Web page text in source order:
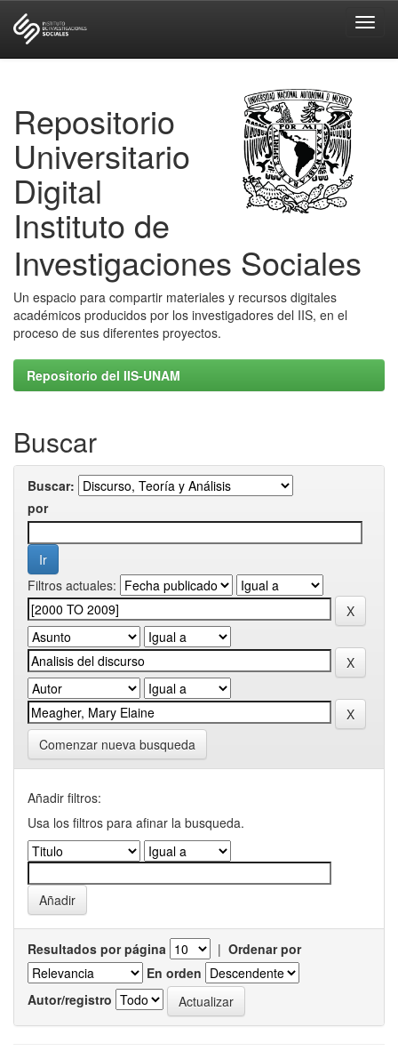
Repositorio
Universitario
Digital
Instituto de
Investigaciones Sociales
Un espacio para compartir materiales y recursos digitales
académicos producidos por los investigadores del IIS, en el
proceso de sus diferentes proyectos.
Repositorio del IIS-UNAM
Buscar
Buscar:
por
Filtros actuales:
Comenzar nueva busqueda
Añadir filtros:
Usa los filtros para afinar la busqueda.
Resultados por página | Ordenar por
En orden
Autor/registro